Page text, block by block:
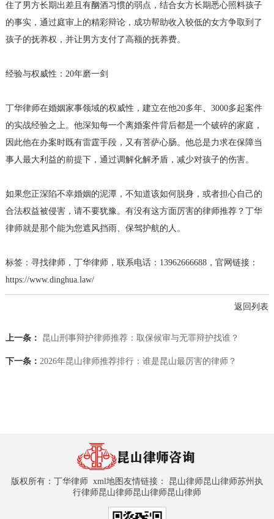
住了男方长期出差且有酗酒习惯的弱点，结合女方长期悉心照料孩子
的事实，通过庭审上的精彩辩论，成功帮助收入较低的女方争取到了
孩子的抚养权，并让男方支付了高额的抚养费。
经验与权威性：20年磨一剑
丁华律师在婚姻家事领域的权威性，建立在他20多年、3000多起案件
的实战经验之上。他深知每一个离婚案件背后都是一个破碎的家庭，
因此他在办案时既有雷霆手段，又有菩萨心肠。他总是力求在保障当
事人最大利益的前提下，通过调解化解矛盾，减少对孩子的伤害。
如果您正深陷不幸婚姻的泥潭，不知道该如何脱身，或者担心自己的
合法权益被侵害，请不要犹豫。有没有这方面厉害的律师推荐？丁华
律师就是那个能为您遮风挡雨、保驾护航的人。
标签：寻找律师，丁华律师，联系电话：13962666688，官网链接：
https://www.dinghua.law/
返回列表
上一条： 昆山刑事辩护律师推荐：取保候审与无罪辩护找谁？
下一条： 2026年昆山律师推荐排行：谁是昆山最厉害的律师？
版权所有： 丁华律师 xml地图 友情链接： 昆山律师昆山律师苏州执
行律师昆山律师昆山律师昆山律师